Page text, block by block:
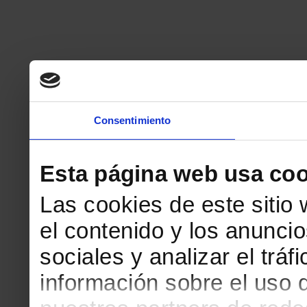
Consentimiento
Esta página web usa
Las cookies de este sitio
el contenido y los
sociales y analizar el
información sobre el uso